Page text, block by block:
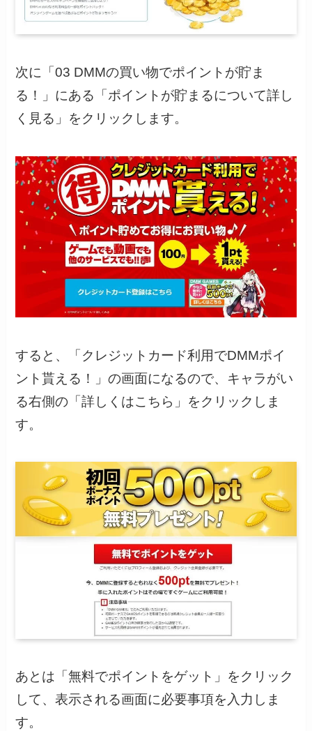
次に「03 DMMの買い物でポイントが貯ま
る！」にある「ポイントが貯まるについて詳し
く見る」をクリックします。
すると、「クレジットカード利用でDMMポイ
ント貰える！」の画面になるので、キャラがい
る右側の「詳しくはこちら」をクリックしま
す。
あとは「無料でポイントをゲット」をクリック
して、表示される画面に必要事項を入力しま
す。